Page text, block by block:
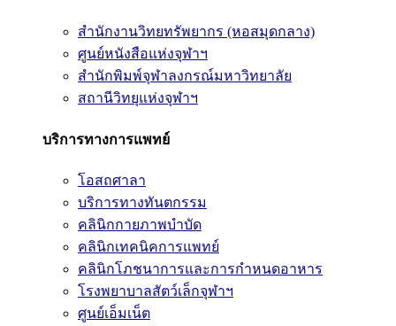
สำนักงานวิทยทรัพยากร (หอสมุดกลาง)
ศูนย์หนังสือแห่งจุฬาฯ
สำนักพิมพ์จุฬาลงกรณ์มหาวิทยาลัย
สถานีวิทยุแห่งจุฬาฯ
บริการทางการแพทย์
โอสถศาลา
บริการทางทันตกรรม
คลินิกกายภาพบำบัด
คลินิกเทคนิคการแพทย์
คลินิกโภชนาการและการกำหนดอาหาร
โรงพยาบาลสัตว์เล็กจุฬาฯ
ศูนย์เอ็มเน็ต